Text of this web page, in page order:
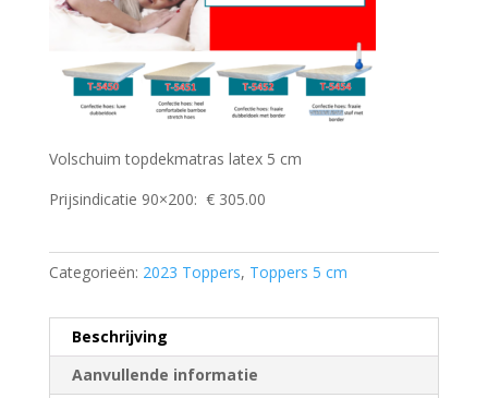
Volschuim topdekmatras latex 5 cm
Prijsindicatie 90×200: € 305.00
Categorieën: 2023 Toppers, Toppers 5 cm
Beschrijving
Aanvullende informatie